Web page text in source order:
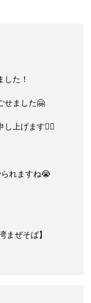
た！
せました🤗
上げます🙇‍♀
れますね😭
まぜそば】